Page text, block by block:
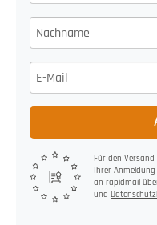
Für den
Ihrer
an rapidmail
und